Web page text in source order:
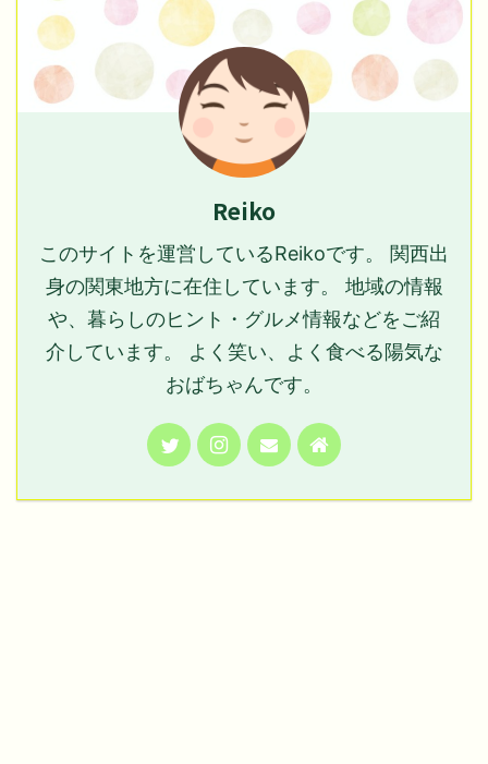
Reiko
このサイトを運営しているReikoです。 関西出
身の関東地方に在住しています。 地域の情報
や、暮らしのヒント・グルメ情報などをご紹
介しています。 よく笑い、よく食べる陽気な
おばちゃんです。